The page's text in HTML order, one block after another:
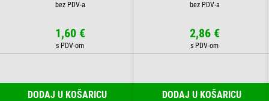
1,60 €
DODAJ U KOŠARICU
2,86 €
DODAJ U KOŠARICU